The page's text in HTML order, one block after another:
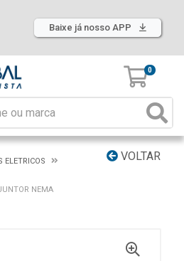
Baixe já nosso APP
0
VOLTAR
ELETRICOS
NEMA